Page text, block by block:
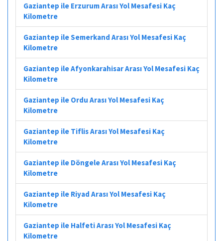
Gaziantep ile Erzurum Arası Yol Mesafesi Kaç
Kilometre
Gaziantep ile Semerkand Arası Yol Mesafesi Kaç
Kilometre
Gaziantep ile Afyonkarahisar Arası Yol Mesafesi Kaç
Kilometre
Gaziantep ile Ordu Arası Yol Mesafesi Kaç
Kilometre
Gaziantep ile Tiflis Arası Yol Mesafesi Kaç
Kilometre
Gaziantep ile Döngele Arası Yol Mesafesi Kaç
Kilometre
Gaziantep ile Riyad Arası Yol Mesafesi Kaç
Kilometre
Gaziantep ile Halfeti Arası Yol Mesafesi Kaç
Kilometre